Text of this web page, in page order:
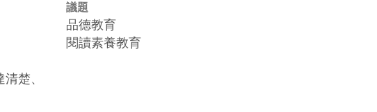
楚、
議題
品德教育
閱讀素養教育